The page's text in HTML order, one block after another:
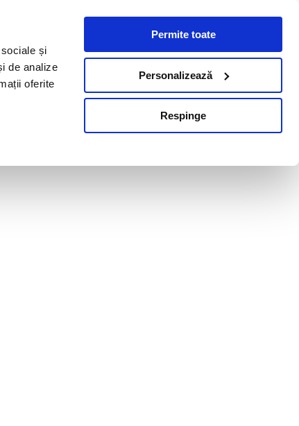
și
de analize
oferite
Permite toate
Personalizează
Respinge